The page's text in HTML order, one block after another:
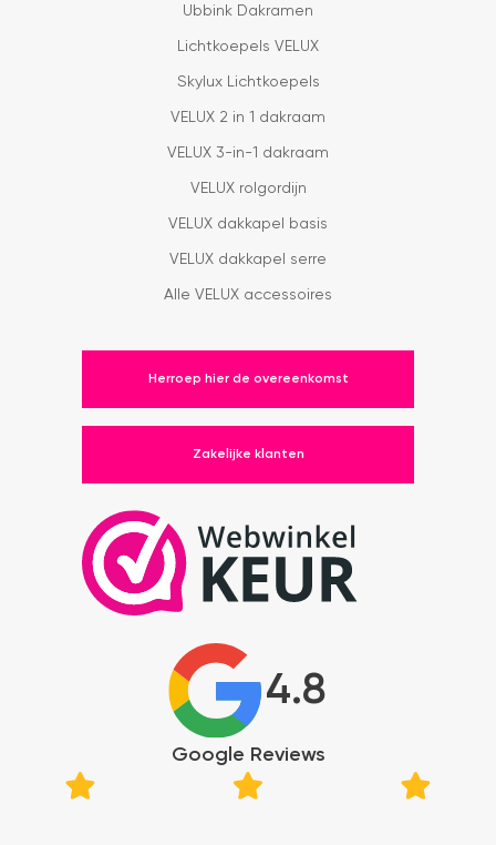
Ubbink Dakramen
Lichtkoepels VELUX
Skylux Lichtkoepels
VELUX 2 in 1 dakraam
VELUX 3-in-1 dakraam
VELUX rolgordijn
VELUX dakkapel basis
VELUX dakkapel serre
Alle VELUX accessoires
Herroep hier de overeenkomst
Zakelijke klanten
4.8
Google Reviews